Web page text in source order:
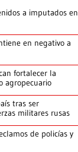
a imputados en
en negativo a
fortalecer la
agropecuario
tras ser
militares rusas
de policías y